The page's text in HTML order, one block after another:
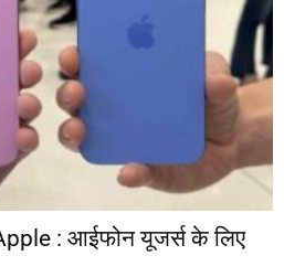
: आईफोन यूजर्स के लिए